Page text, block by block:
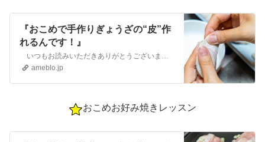
『おこめで手作りぎょうざの“皮”作
れるんです！』
いつもお読みいただきありがとうございます 愛知県小牧市 さちよのアトリエ～丁寧な暮らし～ 40～50代身体もこころも変化する毎日に寄り添…
ameblo.jp
おこめお好み焼きレッスン